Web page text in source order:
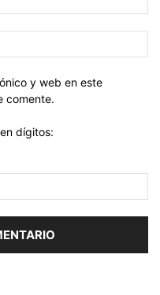
y web en este
comente.
dígitos: